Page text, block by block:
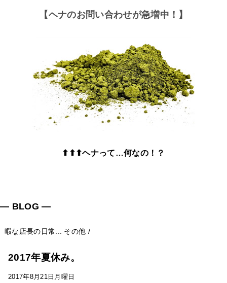
【ヘナのお問い合わせが急増中！】
⬆⬆⬆ヘナって…何なの！？
― BLOG ―
暇な店長の日常... その他 /
2017年夏休み。
2017年8月21日月曜日